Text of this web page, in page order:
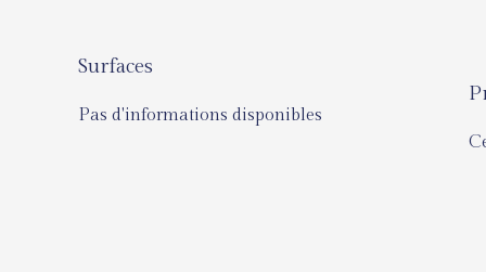
Surfaces
Pas d'informations disponibles